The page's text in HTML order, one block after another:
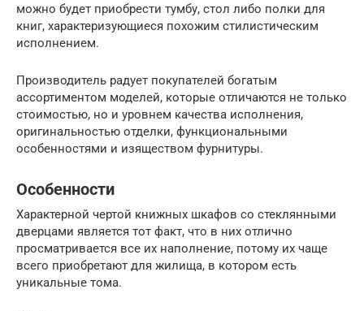
можно будет приобрести тумбу, стол либо полки для
книг, характеризующиеся похожим стилистическим
исполнением.
Производитель радует покупателей богатым
ассортиментом моделей, которые отличаются не только
стоимостью, но и уровнем качества исполнения,
оригинальностью отделки, функциональными
особенностями и изяществом фурнитуры.
Особенности
Характерной чертой книжных шкафов со стеклянными
дверцами является тот факт, что в них отлично
просматривается все их наполнение, потому их чаще
всего приобретают для жилища, в котором есть
уникальные тома.